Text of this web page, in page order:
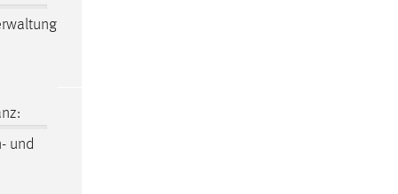
und